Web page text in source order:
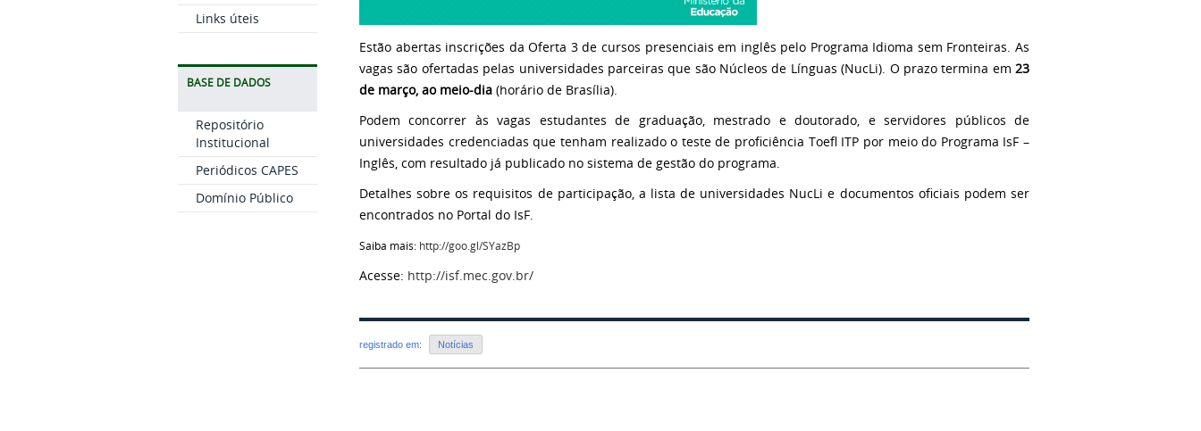
Links úteis
BASE DE DADOS
Repositório
Institucional
Periódicos CAPES
Domínio Público
Estão abertas inscrições da Oferta 3 de cursos presenciais em inglês pelo Programa Idioma sem Fronteiras. As
vagas são ofertadas pelas universidades parceiras que são Núcleos de Línguas (NucLi). O prazo termina em 23
de março, ao meio-dia (horário de Brasília).
Podem concorrer às vagas estudantes de graduação, mestrado e doutorado, e servidores públicos de
universidades credenciadas que tenham realizado o teste de proficiência Toefl ITP por meio do Programa IsF –
Inglês, com resultado já publicado no sistema de gestão do programa.
Detalhes sobre os requisitos de participação, a lista de universidades NucLi e documentos oficiais podem ser
encontrados no Portal do IsF.
Saiba mais: http://goo.gl/SYazBp
Acesse: http://isf.mec.gov.br/
registrado em: Notícias